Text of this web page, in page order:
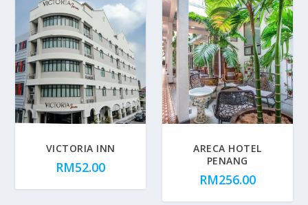
VICTORIA INN
RM52.00
ARECA HOTEL
PENANG
RM256.00